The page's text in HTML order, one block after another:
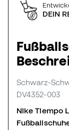
DEIN
Schwarz-
DV4352-003
Nike Tiempo